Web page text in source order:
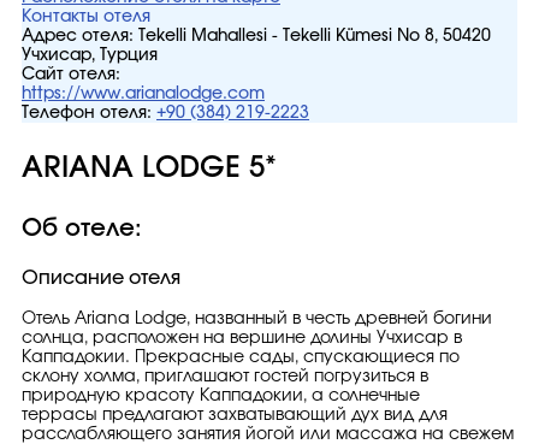
Контакты отеля
Адрес отеля:
Tekelli Mahallesi - Tekelli Kümesi No 8, 50420
Учхисар, Турция
Сайт отеля:
https://www.arianalodge.com
Телефон отеля: +90 (384) 219-2223
ARIANA LODGE 5*
Об отеле:
Описание отеля
Отель Ariana Lodge, названный в честь древней богини
солнца, расположен на вершине долины Учхисар в
Каппадокии. Прекрасные сады, спускающиеся по
склону холма, приглашают гостей погрузиться в
природную красоту Каппадокии, а солнечные
террасы предлагают захватывающий дух вид для
расслабляющего занятия йогой или массажа на свежем